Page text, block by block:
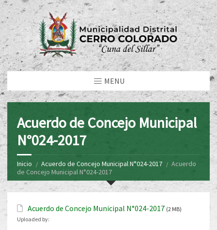
MENU
Acuerdo de Concejo Municipal
N°024-2017
Inicio Acuerdo de Concejo Municipal N°024-2017
Acuerdo
de Concejo Municipal N°024-2017
Acuerdo de Concejo Municipal N°024-2017 (2 MB)
Uploaded by: